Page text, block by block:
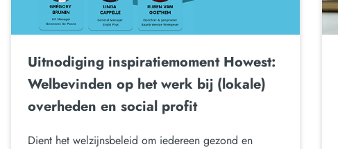
Uitnodiging inspiratiemoment Howest:
Welbevinden op het werk bij (lokale)
overheden en social profit
Dient het welzijnsbeleid om iedereen gezond en